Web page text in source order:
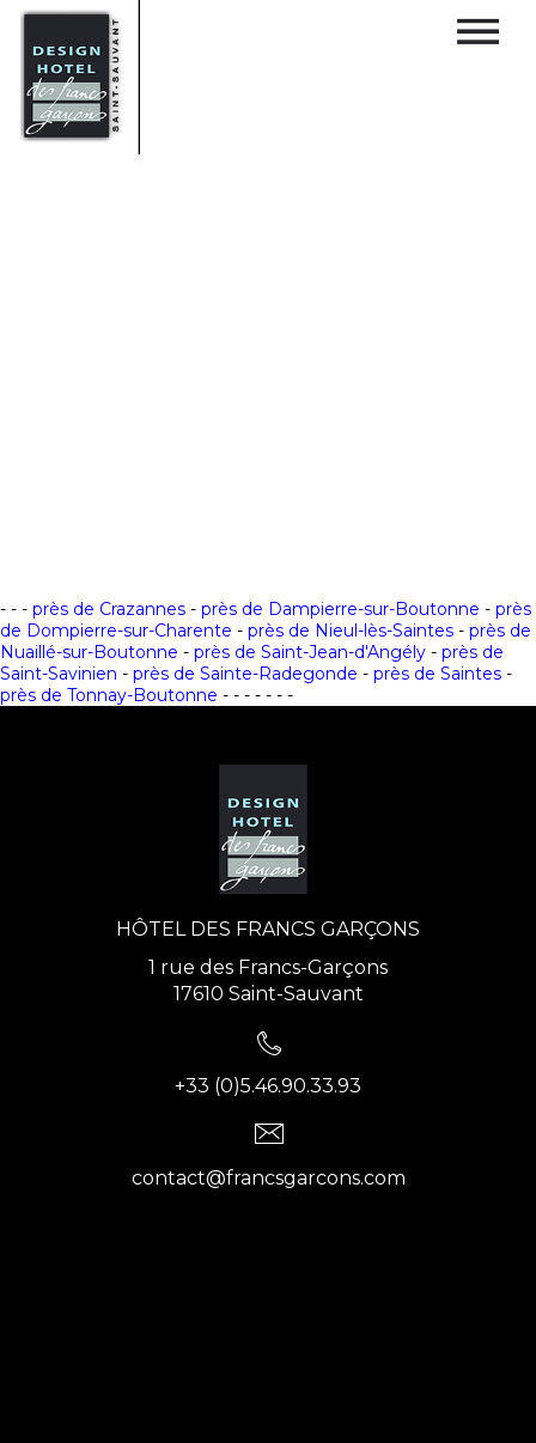
- - - près de Crazannes - près de Dampierre-sur-Boutonne - près
de Dompierre-sur-Charente - près de Nieul-lès-Saintes - près de
Nuaillé-sur-Boutonne - près de Saint-Jean-d'Angély - près de
Saint-Savinien - près de Sainte-Radegonde - près de Saintes -
près de Tonnay-Boutonne - - - - - - -
HÔTEL DES FRANCS GARÇONS
1 rue des Francs-Garçons
17610 Saint-Sauvant
+33 (0)5.46.90.33.93
contact@francsgarcons.com